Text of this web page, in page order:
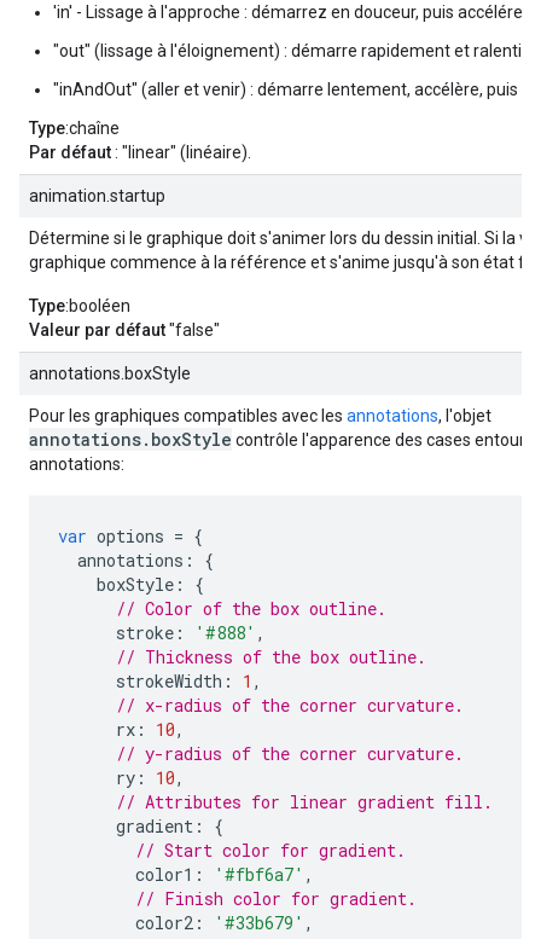
'in' - Lissage à l'approche : démarrez en douceur, puis accélérez.
"out" (lissage à l'éloignement) : démarre rapidement et ralentit.
"inAndOut" (aller et venir) : démarre lentement, accélère, puis
Type:chaîne
Par défaut: "linear" (linéaire).
animation.startup
Détermine si le graphique doit s'animer lors du dessin initial. Si la
graphique commence à la référence et s'anime jusqu'à son état
Type:booléen
Valeur par défaut"false"
annotations.boxStyle
Pour les graphiques compatibles avec les annotations, l'objet
annotations.boxStyle contrôle l'apparence des cases
annotations:
var options = {
annotations :
{
boxStyle :
{
// Color of the box outline.
stroke : '#888' ,
// Thickness of the box outline.
strokeWidth : 1 ,
// x-radius of the corner curvature.
rx : 10,
// y-radius of the corner curvature.
ry : 10,
// Attributes for linear gradient fill.
gradient :
{
// Start color for gradient.
color1 : '#fbf6a7' ,
// Finish color for gradient.
color2 : '#33b679' ,